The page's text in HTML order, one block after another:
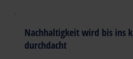
Nachhaltigkeit wird bis ins
durchdacht